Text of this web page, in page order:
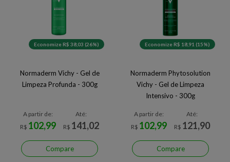
Economize R$ 38,03 (26%)
Normaderm Vichy - Gel de
Limpeza Profunda - 300g
A partir de:
R$ 102,99
Até:
R$ 141,02
Compare
Economize R$ 18,91 (15%)
Normaderm Phytosolution
Vichy - Gel de Limpeza
Intensivo - 300g
A partir de:
R$ 102,99
Até:
R$ 121,90
Compare